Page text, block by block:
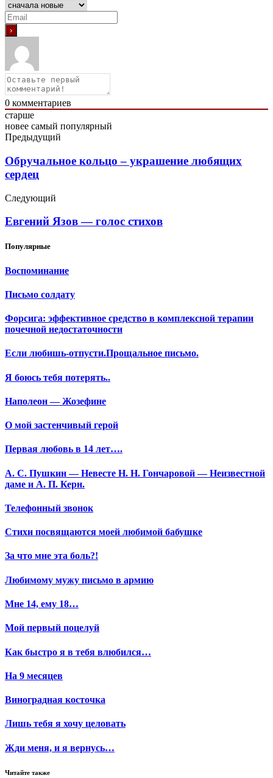
0 комментариев
старше
новее самый популярный
Предыдущий
Обручальное кольцо – украшение любящих
сердец
Следующий
Евгений Язов — голос стихов
Популярные
Воспоминание
Письмо солдату
Форсига: эффективное средство в комплексной терапии
почечной недостаточности
Если любишь-отпусти.Прощальное письмо.
Я боюсь тебя потерять..
Наполеон — Жозефине
О мой застенчивый герой
Первая любовь в 14 лет….
А. С. Пушкин — Невесте Н. Н. Гончаровой — Неизвестной
даме и А. П. Керн.
Телефонный звонок
Стихи посвящаются моей любимой бабушке
За что мне эта боль?!
Любимому мужу письмо в армию
Мне 14, ему 18…
Мой первый поцелуй
Как быстро я в тебя влюбился…
На 9 месяцев
Виноградная косточка
Лишь тебя я хочу целовать
Жди меня, и я вернусь…
Читайте также